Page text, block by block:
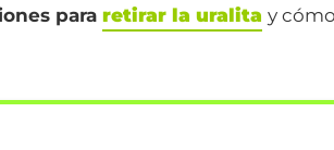
para retirar la uralita y